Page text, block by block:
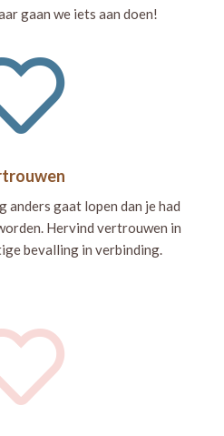
gaan we iets aan doen!
anders gaat lopen dan je had
Hervind vertrouwen in
bevalling in verbinding.